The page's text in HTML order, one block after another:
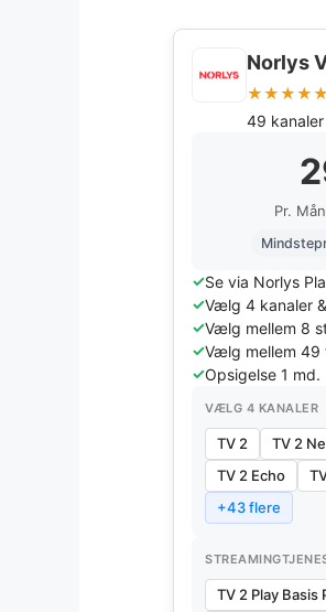
Norlys
★★★★★
49 kanaler
Pr.
Se via Norlys
Vælg 4 kanaler
Vælg mellem 8
Vælg mellem 49
Opsigelse 1 md.
VÆLG 4 KANALER
TV 2 TV 2
TV 2 Echo
+43 flere
TV 2 Play